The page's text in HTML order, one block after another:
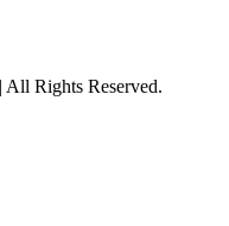
Rights Reserved.